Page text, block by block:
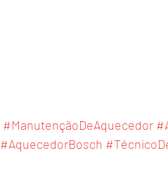
#ManutençãoDeAquecedor
#AquecedorBosch